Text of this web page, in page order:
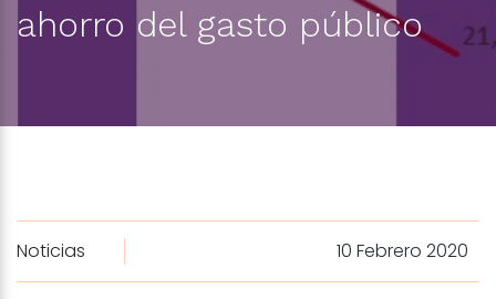
ahorro del gasto público
Noticias 10 Febrero 2020